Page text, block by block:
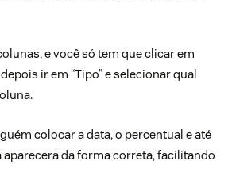
e você só tem que clicar em
ir em “Tipo” e selecionar qual
colocar a data, o percentual e até
aparecerá da forma correta, facilitando